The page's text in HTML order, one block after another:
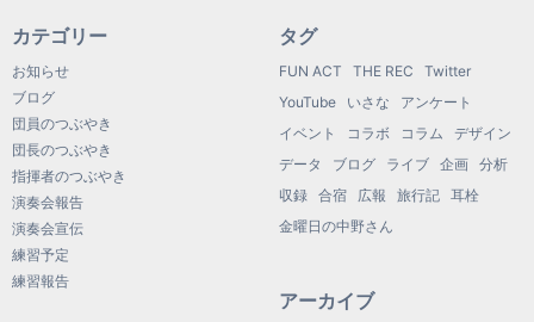
カテゴリー
お知らせ
ブログ
団員のつぶやき
団長のつぶやき
指揮者のつぶやき
演奏会報告
演奏会宣伝
練習予定
練習報告
タグ
FUN ACT THE REC
Twitter
YouTube
いさな
アンケート
イベント
コラボ コラム
デザイン
データ
ブログ ライブ 企画
分析
収録
合宿 広報 旅行記
耳栓
金曜日の中野さん
アーカイブ